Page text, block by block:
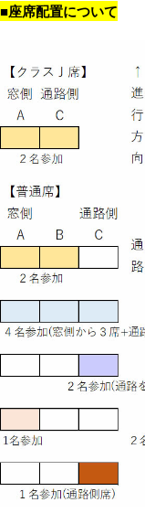
■座席配置について